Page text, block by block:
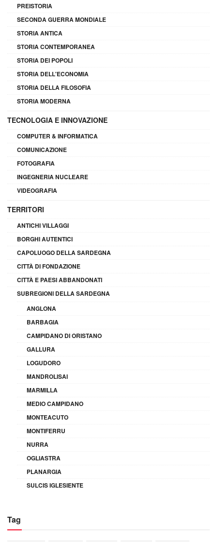
PREISTORIA
SECONDA GUERRA MONDIALE
STORIA ANTICA
STORIA CONTEMPORANEA
STORIA DEI POPOLI
STORIA DELL'ECONOMIA
STORIA DELLA FILOSOFIA
STORIA MODERNA
TECNOLOGIA E INNOVAZIONE
COMPUTER & INFORMATICA
COMUNICAZIONE
FOTOGRAFIA
INGEGNERIA NUCLEARE
VIDEOGRAFIA
TERRITORI
ANTICHI VILLAGGI
BORGHI AUTENTICI
CAPOLUOGO DELLA SARDEGNA
CITTÀ DI FONDAZIONE
CITTÀ E PAESI ABBANDONATI
SUBREGIONI DELLA SARDEGNA
ANGLONA
BARBAGIA
CAMPIDANO DI ORISTANO
GALLURA
LOGUDORO
MANDROLISAI
MARMILLA
MEDIO CAMPIDANO
MONTEACUTO
MONTIFERRU
NURRA
OGLIASTRA
PLANARGIA
SULCIS IGLESIENTE
Tag